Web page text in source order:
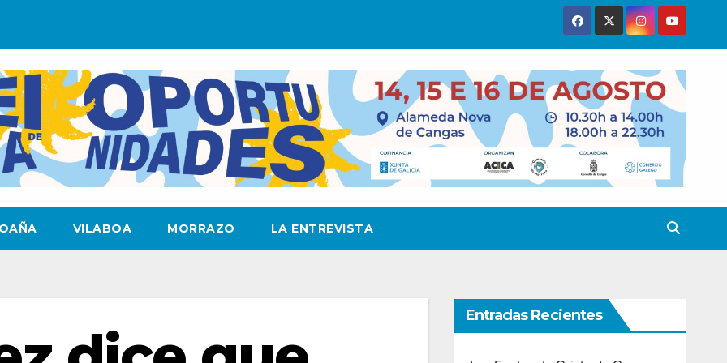
VILABOA MORRAZO LA ENTREVISTA
Entradas Recientes